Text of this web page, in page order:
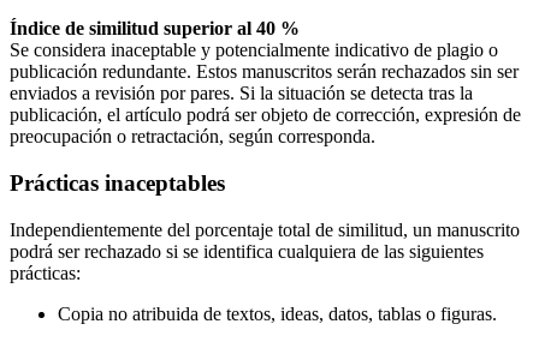
Índice de similitud superior al 40 %
Se considera inaceptable y potencialmente indicativo de plagio o
publicación redundante. Estos manuscritos serán rechazados sin ser
enviados a revisión por pares. Si la situación se detecta tras la
publicación, el artículo podrá ser objeto de corrección, expresión de
preocupación o retractación, según corresponda.
Prácticas inaceptables
Independientemente del porcentaje total de similitud, un manuscrito
podrá ser rechazado si se identifica cualquiera de las siguientes
prácticas:
Copia no atribuida de textos, ideas, datos, tablas o figuras.